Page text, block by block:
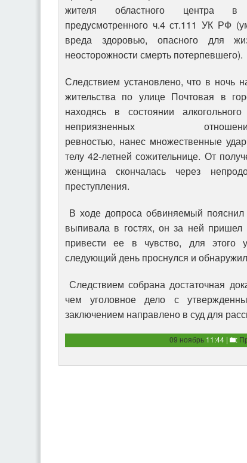
жителя областного центра в
предусмотренного ч.4 ст.111 УК РФ
вреда здоровью, опасного для
неосторожности смерть потерпевшего).
Следствием установлено, что в ночь
жительства по улице Почтовая в
находясь в состоянии
неприязненных
ревностью, нанес множественные
телу 42-летней сожительнице. От
женщина скончалась через
преступления.
В ходе допроса обвиняемый пояснил
выпивала в гостях, он за ней
привести ее в чувство, для
следующий день проснулся и
Следствием собрана достаточная
чем уголовное дело с
заключением направлено в суд для
09 ноябрь 11:44 | :